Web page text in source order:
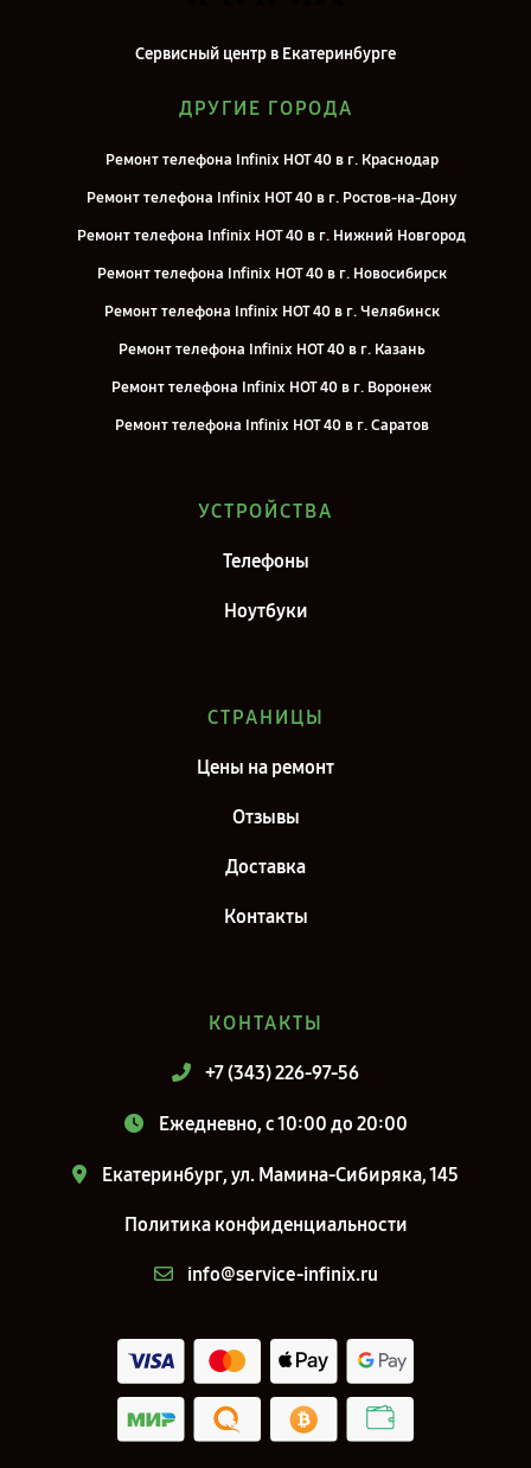
Сервисный центр в Екатеринбурге
ДРУГИЕ ГОРОДА
Ремонт телефона Infinix HOT 40 в г. Краснодар
Ремонт телефона Infinix HOT 40 в г. Ростов-на-Дону
Ремонт телефона Infinix HOT 40 в г. Нижний Новгород
Ремонт телефона Infinix HOT 40 в г. Новосибирск
Ремонт телефона Infinix HOT 40 в г. Челябинск
Ремонт телефона Infinix HOT 40 в г. Казань
Ремонт телефона Infinix HOT 40 в г. Воронеж
Ремонт телефона Infinix HOT 40 в г. Саратов
Ремонт телефона Infinix HOT 40 в г. Киров
Ремонт телефона Infinix HOT 40 в г. Санкт-Петербург
УСТРОЙСТВА
Телефоны
Ноутбуки
СТРАНИЦЫ
Цены на ремонт
Отзывы
Доставка
Контакты
КОНТАКТЫ
+7 (343) 226-97-56
Ежедневно, с 10:00 до 20:00
Екатеринбург, ул. Мамина-Сибиряка, 145
Политика конфиденциальности
info@service-infinix.ru